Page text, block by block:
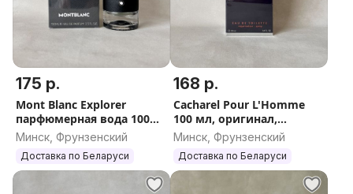
175 р.
Mont Blanc Explorer
парфюмерная вода 100
мл, оригинал, Франция
Минск, Фрунзенский
Доставка по Беларуси
168 р.
Cacharel Pour L'Homme
100 мл, оригинал,
Франция (Кашарель Пюр
Эль Хомм)
Минск, Фрунзенский
Доставка по Беларуси